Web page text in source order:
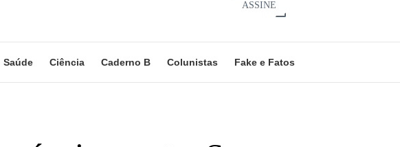
ASSINE
Saúde Ciência Caderno B Colunistas Fake e Fatos